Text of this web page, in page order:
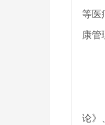
等医
康管
论》